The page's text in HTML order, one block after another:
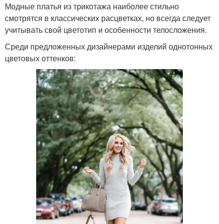
Модные платья из трикотажа наиболее стильно
смотрятся в классических расцветках, но всегда следует
учитывать свой цветотип и особенности телосложения.
Среди предложенных дизайнерами изделий однотонных
цветовых оттенков: